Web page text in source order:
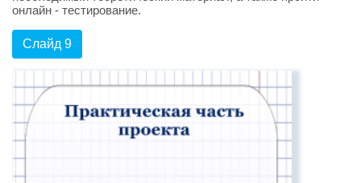
онлайн - тестирование.
Слайд 9